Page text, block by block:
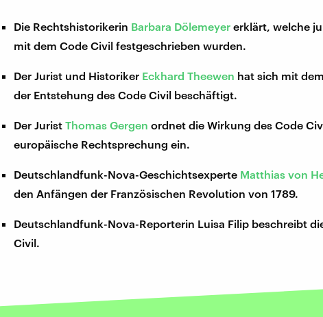
Die Rechtshistorikerin Barbara Dölemeyer erklärt, welche
mit dem Code Civil festgeschrieben wurden.
Der Jurist und Historiker Eckhard Theewen hat sich mit
der Entstehung des Code Civil beschäftigt.
Der JuristThomas Gergen ordnet die Wirkung des Code
europäische Rechtsprechung ein.
Deutschlandfunk-Nova-Geschichtsexperte Matthias von
den Anfängen der Französischen Revolution von 1789.
Deutschlandfunk-Nova-Reporterin Luisa Filip beschreibt
Civil.